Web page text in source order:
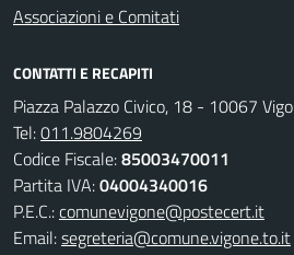
Associazioni e Comitati
CONTATTI E RECAPITI
Piazza Palazzo Civico, 18 - 10067
Tel:011.9804269
Codice Fiscale:85003470011
Partita IVA:04004340016
P.E.C.:comunevigone@postecert.it
Email:segreteria@comune.vigone.to.it